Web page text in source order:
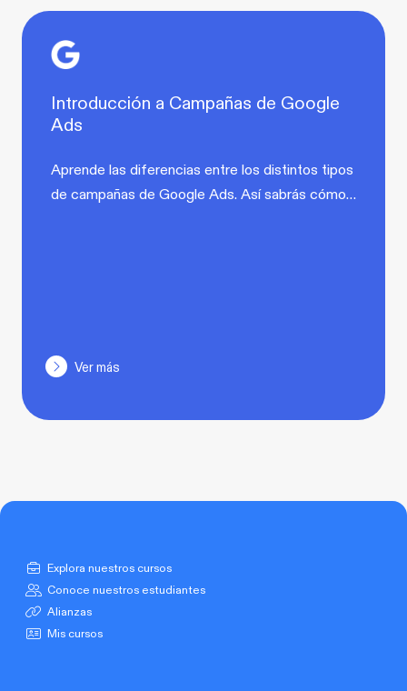
Introducción a Campañas de Google
Ads
Aprende las diferencias entre los distintos tipos
de campañas de Google Ads. Así sabrás cómo…
Ver más
Explora nuestros cursos
Conoce nuestros estudiantes
Alianzas
Mis cursos